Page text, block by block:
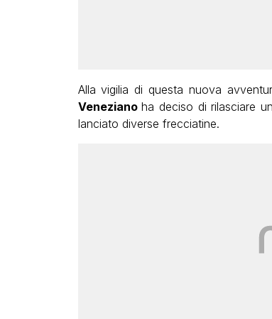
Alla vigilia di questa nuova
Venezianoha deciso di rilasciare
lanciato diverse frecciatine.